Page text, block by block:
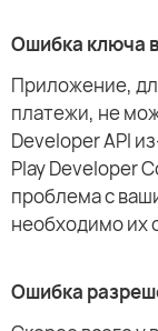
Ошибка ключа
Приложение,
платежи, не
Developer API
Play Developer
проблема с
необходимо их
Ошибка